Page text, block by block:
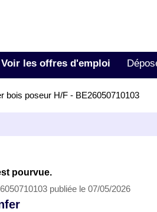
Voir les offres d'emploi
bois poseur H/F - BE26050710103
pourvue.
publiée le 07/05/2026